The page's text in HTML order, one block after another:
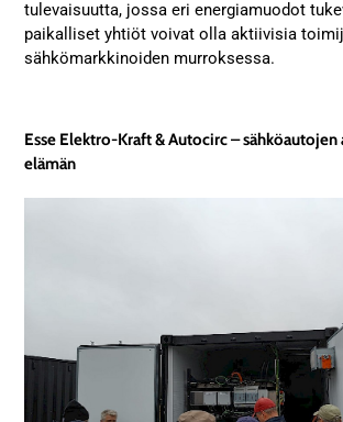
tulevaisuutta, jossa eri energiamuodot
paikalliset yhtiöt voivat olla aktiivisia
sähkömarkkinoiden murroksessa.
Esse Elektro-Kraft & Autocirc – sähköautojen
elämän